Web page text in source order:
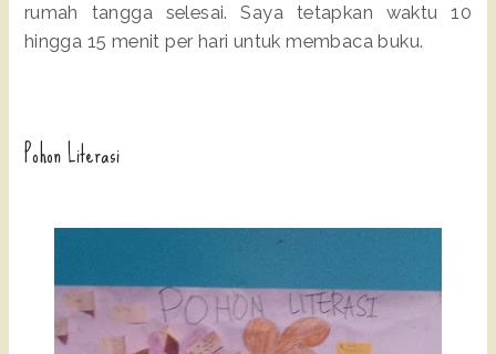
rumah tangga selesai. Saya tetapkan waktu 10
hingga 15 menit per hari untuk membaca buku.
Pohon Literasi